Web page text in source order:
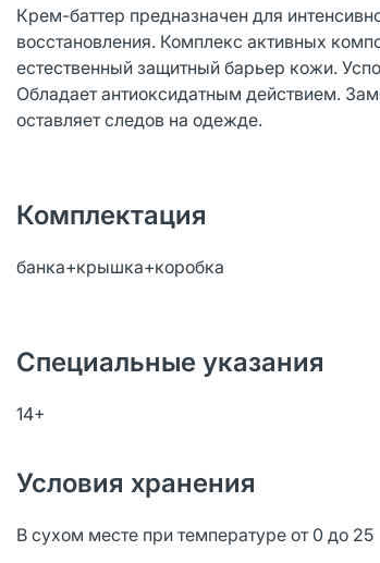
Крем-баттер предназначен для
восстановления. Комплекс активных
естественный защитный барьер кожи.
Обладает антиоксидатным действием.
оставляет следов на одежде.
Комплектация
банка+крышка+коробка
Специальные указания
14+
Условия хранения
В сухом месте при температуре от 0 до 25